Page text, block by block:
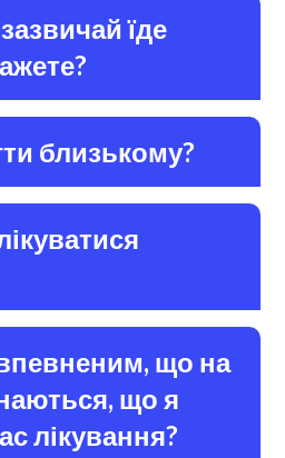
їде
близькому?
що на
що я
лікування?